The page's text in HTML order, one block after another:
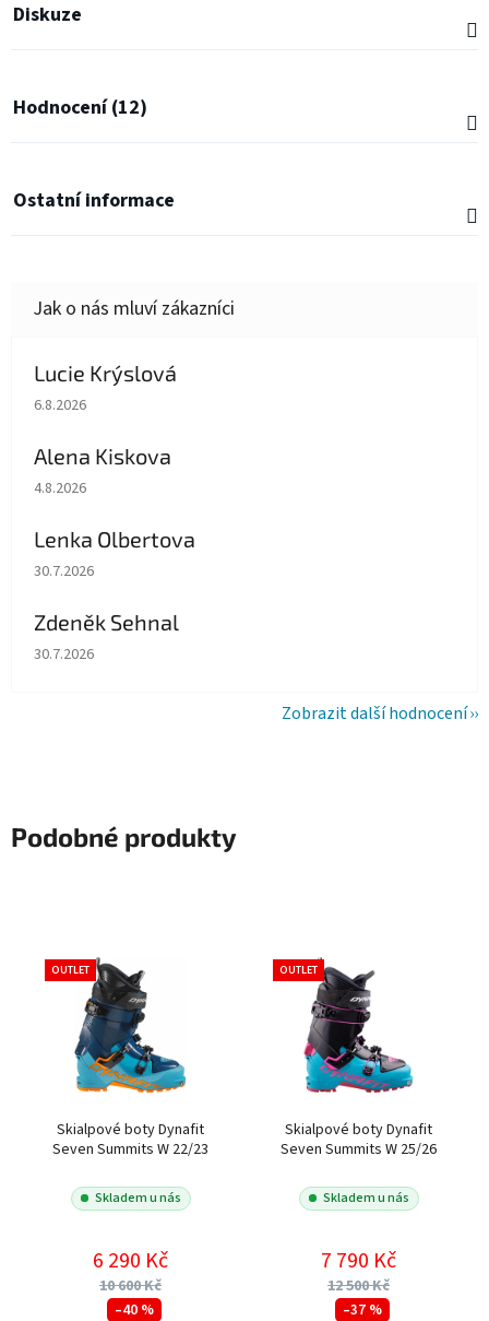
Diskuze
Hodnocení (12)
Ostatní informace
Lucie Krýslová
Hodnocení obchodu je 5 z 5 hvězdiček.
6.8.2026
Alena Kiskova
Hodnocení obchodu je 5 z 5 hvězdiček.
4.8.2026
Lenka Olbertova
Hodnocení obchodu je 5 z 5 hvězdiček.
30.7.2026
Zdeněk Sehnal
Hodnocení obchodu je 5 z 5 hvězdiček.
30.7.2026
Zobrazit další hodnocení
Podobné produkty
OUTLET
Skialpové boty Dynafit
Seven Summits W 22/23
Skladem u nás
6 290 Kč
10 600 Kč
–40 %
OUTLET
Skialpové boty Dynafit
Seven Summits W 25/26
Skladem u nás
7 790 Kč
12 500 Kč
–37 %